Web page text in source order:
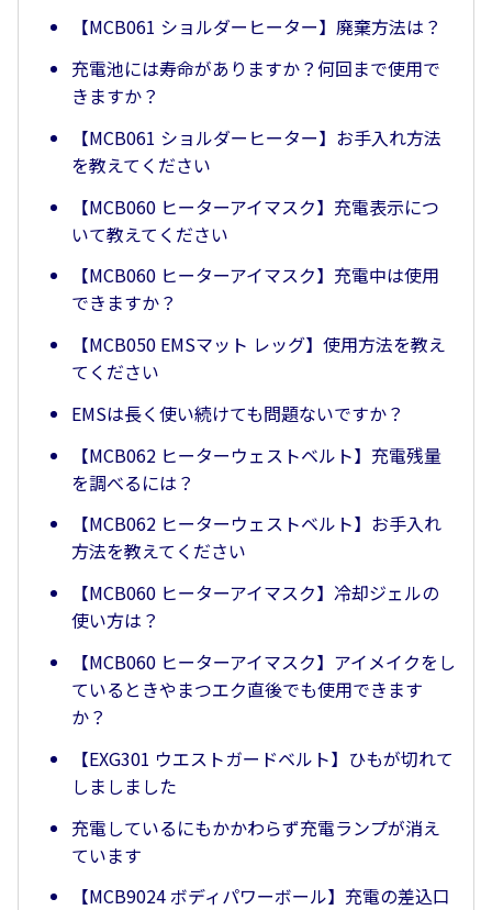
【MCB061 ショルダーヒーター】廃棄方法は？
充電池には寿命がありますか？何回まで使用で
きますか？
【MCB061 ショルダーヒーター】お手入れ方法
を教えてください
【MCB060 ヒーターアイマスク】充電表示につ
いて教えてください
【MCB060 ヒーターアイマスク】充電中は使用
できますか？
【MCB050 EMSマット レッグ】使用方法を教え
てください
EMSは長く使い続けても問題ないですか？
【MCB062 ヒーターウェストベルト】充電残量
を調べるには？
【MCB062 ヒーターウェストベルト】お手入れ
方法を教えてください
【MCB060 ヒーターアイマスク】冷却ジェルの
使い方は？
【MCB060 ヒーターアイマスク】アイメイクをし
ているときやまつエク直後でも使用できます
か？
【EXG301 ウエストガードベルト】ひもが切れて
しましました
充電しているにもかかわらず充電ランプが消え
ています
【MCB9024 ボディパワーボール】充電の差込口